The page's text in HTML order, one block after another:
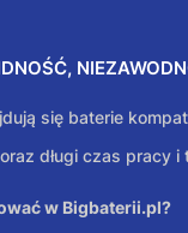
się baterie
długi czas pracy i
w Bigbaterii.pl?